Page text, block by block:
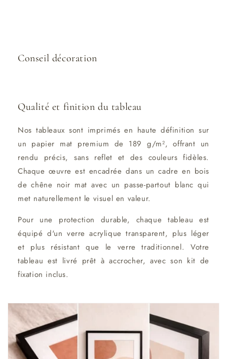
Conseil décoration
Qualité et finition du tableau
Nos tableaux sont imprimés en haute définition sur
un papier mat premium de 189 g/m², offrant un
rendu précis, sans reflet et des couleurs fidèles.
Chaque œuvre est encadrée dans un cadre en bois
de chêne noir mat avec un passe-partout blanc qui
met naturellement le visuel en valeur.
Pour une protection durable, chaque tableau est
équipé d'un verre acrylique transparent, plus léger
et plus résistant que le verre traditionnel. Votre
tableau est livré prêt à accrocher, avec son kit de
fixation inclus.